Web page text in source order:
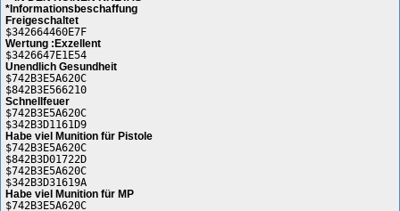
*Informationsbeschaffung
Freigeschaltet
$342664460E7F
Wertung :Exzellent
$3426647E1E54
Unendlich Gesundheit
$742B3E5A620C
$842B3E566210
Schnellfeuer
$742B3E5A620C
$342B3D1161D9
Habe viel Munition für Pistole
$742B3E5A620C
$842B3D01722D
$742B3E5A620C
$342B3D31619A
Habe viel Munition für MP
$742B3E5A620C